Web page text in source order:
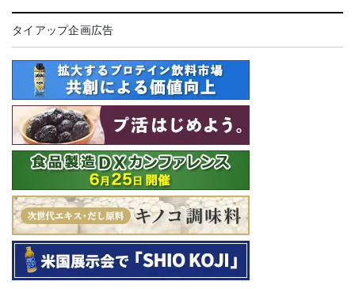
タイアップ企画広告